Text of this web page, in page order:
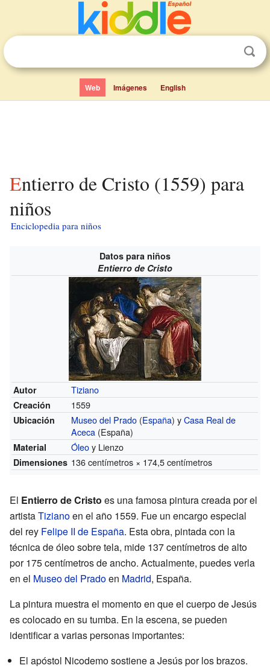
Web Imágenes English
Entierro de Cristo (1559) para
niños
Enciclopedia para niños
Datos para niños
Entierro de Cristo
Autor Tiziano
Creación 1559
Ubicación Museo del Prado (España) yCasa Real de
Aceca (España)
Material Óleoy Lienzo
Dimensiones 136 centímetros × 174,5 centímetros
El Entierro de Cristo es una famosa pintura creada por el
artistaTizianoen el año 1559. Fue un encargo especial
del rey Felipe II de España. Esta obra, pintada con la
técnica de óleo sobre tela, mide 137 centímetros de alto
por 175 centímetros de ancho. Actualmente, puedes verla
en el Museo del Pradoen Madrid, España.
La pintura muestra el momento en que el cuerpo de Jesús
es colocado en su tumba. En la escena, se pueden
identificar a varias personas importantes:
El apóstol Nicodemo sostiene a Jesús por los brazos.